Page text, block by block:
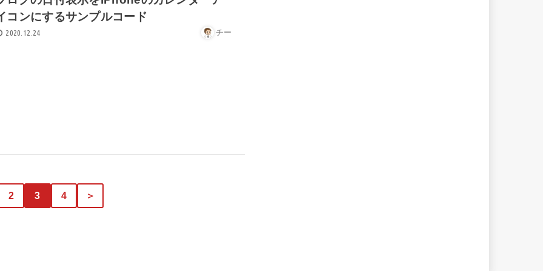
コンにするサンプルコード
2020.12.24 チー
2 3 4 ＞